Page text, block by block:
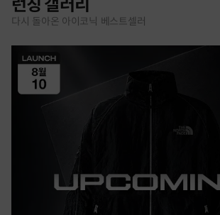
런칭 갤러리
다시 돌아온 아이코닉 베스트셀러